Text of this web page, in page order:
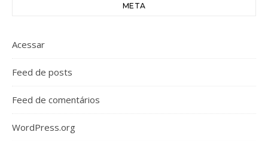
META
Acessar
Feed de posts
Feed de comentários
WordPress.org